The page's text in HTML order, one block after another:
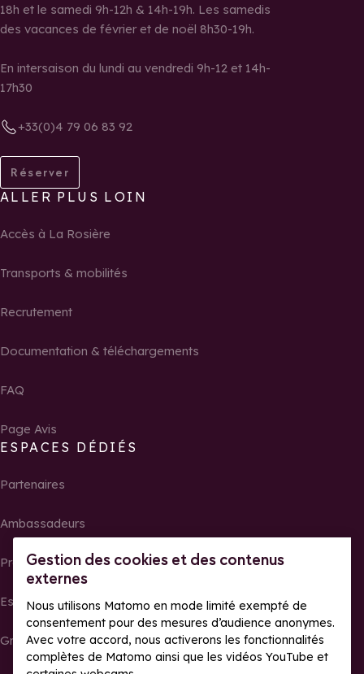
Gestion des cookies et des contenus
externes
Nous utilisons Matomo en mode limité exempté de
consentement pour des mesures d’audience anonymes.
Avec votre accord, nous activerons les fonctionnalités
complètes de Matomo ainsi que les vidéos YouTube et
18h et le samedi 9h-12h & 14h-19h. Les samedis
des vacances de février et de noël 8h30-19h.
En intersaison du lundi au vendredi 9h-12 et 14h-
17h30
+33(0)4 79 06 83 92
Réserver
ALLER PLUS LOIN
Accès à La Rosière
Transports & mobilités
Recrutement
Documentation & téléchargements
FAQ
Page Avis
ESPACES DÉDIÉS
Partenaires
Ambassadeurs
Propriétaires
Espace presse
Groupes, séminaires et tour operator